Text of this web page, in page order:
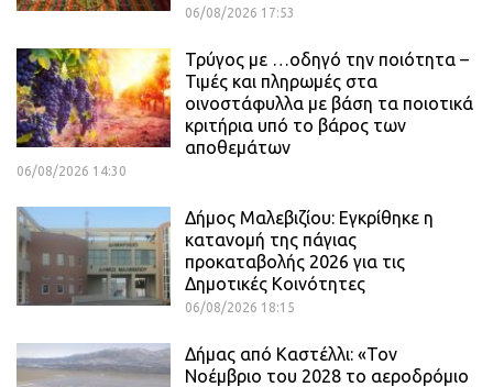
06/08/2026 17:53
Τρύγος με …οδηγό την ποιότητα –
Τιμές και πληρωμές στα
οινοστάφυλλα με βάση τα ποιοτικά
κριτήρια υπό το βάρος των
αποθεμάτων
06/08/2026 14:30
Δήμος Μαλεβιζίου: Εγκρίθηκε η
κατανομή της πάγιας
προκαταβολής 2026 για τις
Δημοτικές Κοινότητες
06/08/2026 18:15
Δήμας από Καστέλλι: «Τον
Νοέμβριο του 2028 το αεροδρόμιο